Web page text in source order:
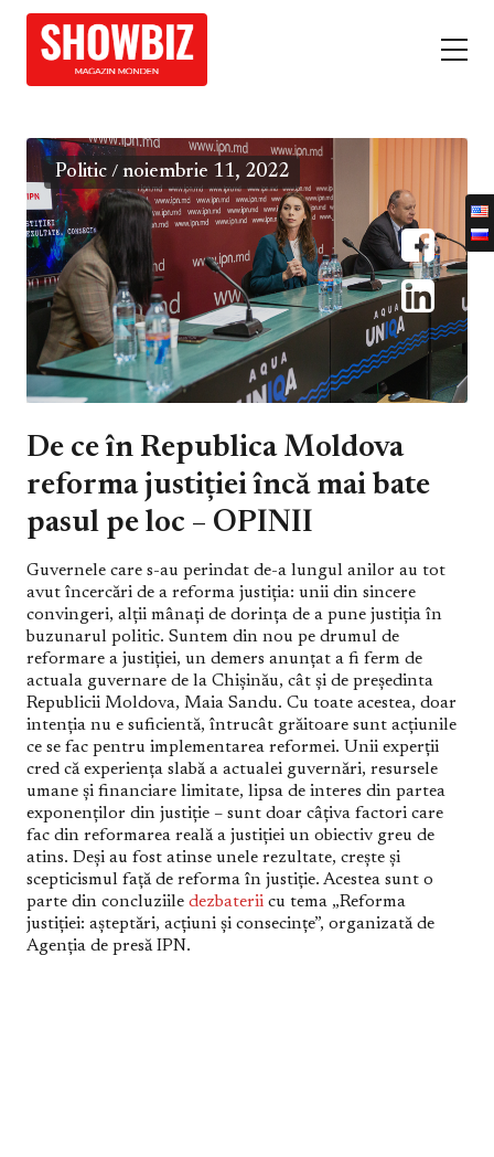
Politic / noiembrie 11, 2022
De ce în Republica Moldova
reforma justiției încă mai bate
pasul pe loc – OPINII
Guvernele care s-au perindat de-a lungul anilor au tot
avut încercări de a reforma justiția: unii din sincere
convingeri, alții mânați de dorința de a pune justiția în
buzunarul politic. Suntem din nou pe drumul de
reformare a justiției, un demers anunțat a fi ferm de
actuala guvernare de la Chișinău, cât și de președinta
Republicii Moldova, Maia Sandu. Cu toate acestea, doar
intenția nu e suficientă, întrucât grăitoare sunt acțiunile
ce se fac pentru implementarea reformei. Unii experții
cred că experiența slabă a actualei guvernări, resursele
umane și financiare limitate, lipsa de interes din partea
exponenților din justiție – sunt doar câțiva factori care
fac din reformarea reală a justiției un obiectiv greu de
atins. Deși au fost atinse unele rezultate, crește și
scepticismul față de reforma în justiție. Acestea sunt o
parte din concluziile dezbaterii cu tema „Reforma
justiției: așteptări, acțiuni și consecințe”, organizată de
Agenția de presă IPN.